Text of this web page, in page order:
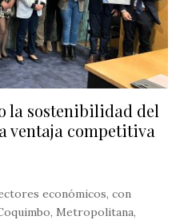
la sostenibilidad del
ventaja competitiva
económicos, con
Metropolitana,